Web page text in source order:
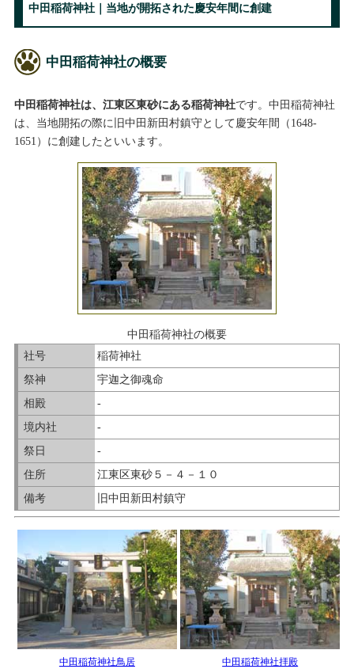
中田稲荷神社｜当地が開拓された慶安年間に創建
中田稲荷神社の概要
中田稲荷神社は、江東区東砂にある稲荷神社です。中田稲荷神社
は、当地開拓の際に旧中田新田村鎮守として慶安年間（1648-
1651）に創建したといいます。
中田稲荷神社の概要
社号
稲荷神社
祭神
宇迦之御魂命
相殿
-
境内社
-
祭日
-
住所
江東区東砂５－４－１０
備考
旧中田新田村鎮守
中田稲荷神社鳥居 中田稲荷神社拝殿